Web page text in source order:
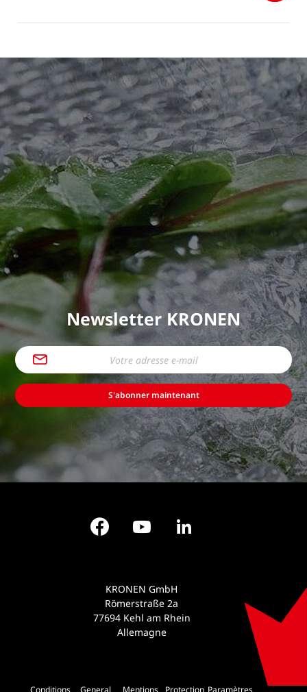
Newsletter KRONEN
S'abonner maintenant
FacebookYouTube
Conditions General Mentions Protection Paramètres
KRONEN GmbH
Römerstraße 2a
77694 Kehl am Rhein
Allemagne